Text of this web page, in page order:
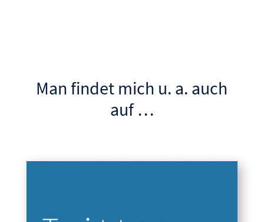
Man findet mich u. a. auch
auf …